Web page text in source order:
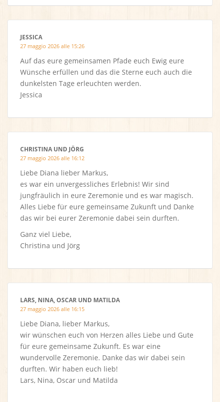
JESSICA
27 maggio 2026 alle 15:26
Auf das eure gemeinsamen Pfade euch Ewig eure
Wünsche erfüllen und das die Sterne euch auch die
dunkelsten Tage erleuchten werden.
Jessica
CHRISTINA UND JÖRG
27 maggio 2026 alle 16:12
Liebe Diana lieber Markus,
es war ein unvergessliches Erlebnis! Wir sind
jungfräulich in eure Zeremonie und es war magisch.
Alles Liebe für eure gemeinsame Zukunft und Danke
das wir bei eurer Zeremonie dabei sein durften.
Ganz viel Liebe,
Christina und Jörg
LARS, NINA, OSCAR UND MATILDA
27 maggio 2026 alle 16:15
Liebe Diana, lieber Markus,
wir wünschen euch von Herzen alles Liebe und Gute
für eure gemeinsame Zukunft. Es war eine
wundervolle Zeremonie. Danke das wir dabei sein
durften. Wir haben euch lieb!
Lars, Nina, Oscar und Matilda